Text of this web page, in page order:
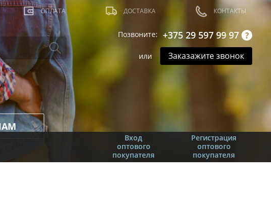
ОПЛАТА ДОСТАВКА КОНТАКТЫ
Позвоните: +375 29 597 99 97
или Заказажите звонок
Регистрация
оптового
покупателя
Вход
оптового
покупателя